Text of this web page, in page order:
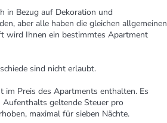
in Bezug auf Dekoration und
aber alle haben die gleichen allgemeinen
wird Ihnen ein bestimmtes Apartment
sind nicht erlaubt.
im Preis des Apartments enthalten. Es
geltende Steuer pro
maximal für sieben Nächte.